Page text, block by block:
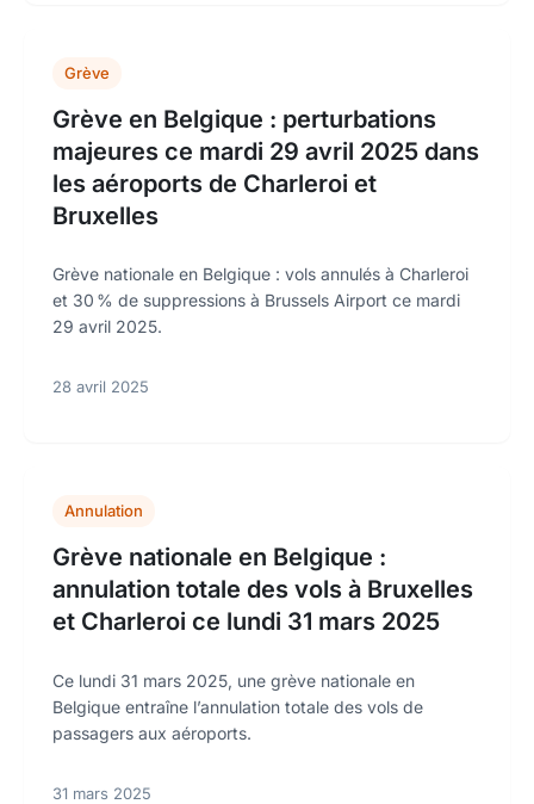
Grève
Grève en Belgique : perturbations
majeures ce mardi 29 avril 2025 dans
les aéroports de Charleroi et
Bruxelles
Grève nationale en Belgique : vols annulés à Charleroi
et 30 % de suppressions à Brussels Airport ce mardi
29 avril 2025.
28 avril 2025
Annulation
Grève nationale en Belgique :
annulation totale des vols à Bruxelles
et Charleroi ce lundi 31 mars 2025
Ce lundi 31 mars 2025, une grève nationale en
Belgique entraîne l’annulation totale des vols de
passagers aux aéroports.
31 mars 2025